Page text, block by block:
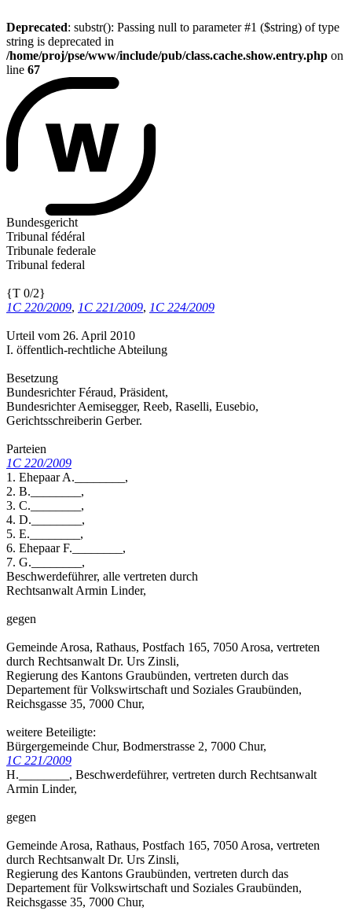
Deprecated: substr(): Passing null to parameter #1 ($string) of type
string is deprecated in
/home/proj/pse/www/include/pub/class.cache.show.entry.php on
line 67
Bundesgericht
Tribunal fédéral
Tribunale federale
Tribunal federal
{T 0/2}
1C 220/2009, 1C 221/2009, 1C 224/2009
Urteil vom 26. April 2010
I. öffentlich-rechtliche Abteilung
Besetzung
Bundesrichter Féraud, Präsident,
Bundesrichter Aemisegger, Reeb, Raselli, Eusebio,
Gerichtsschreiberin Gerber.
Parteien
1C 220/2009
1. Ehepaar A.________,
2. B.________,
3. C.________,
4. D.________,
5. E.________,
6. Ehepaar F.________,
7. G.________,
Beschwerdeführer, alle vertreten durch
Rechtsanwalt Armin Linder,
gegen
Gemeinde Arosa, Rathaus, Postfach 165, 7050 Arosa, vertreten
durch Rechtsanwalt Dr. Urs Zinsli,
Regierung des Kantons Graubünden, vertreten durch das
Departement für Volkswirtschaft und Soziales Graubünden,
Reichsgasse 35, 7000 Chur,
weitere Beteiligte:
Bürgergemeinde Chur, Bodmerstrasse 2, 7000 Chur,
1C 221/2009
H.________, Beschwerdeführer, vertreten durch Rechtsanwalt
Armin Linder,
gegen
Gemeinde Arosa, Rathaus, Postfach 165, 7050 Arosa, vertreten
durch Rechtsanwalt Dr. Urs Zinsli,
Regierung des Kantons Graubünden, vertreten durch das
Departement für Volkswirtschaft und Soziales Graubünden,
Reichsgasse 35, 7000 Chur,